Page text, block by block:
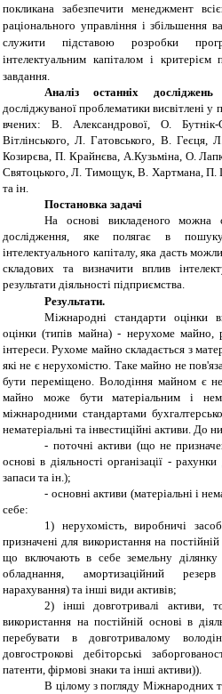
покликана забезпечити менеджмент
раціонального управління і збільшення
служити підставою розробки
інтелектуальним капіталом і критерієм
завдання.
Аналіз останніх досліджень
досліджуваної проблематики висвітлені у
вчених: В. Александрової, О.
Вітлінського, Л. Гатовського, В.
Козирєва, П. Крайнєва, А.Кузьміна, О.
Святоцького, Л. Тимощук, В. Хартмана,
та ін.
Постановка задачі
На основі викладеного можна
дослідження, яке полягає в
інтелектуального капіталу, яка дасть
складових та визначити вплив
результати діяльності підприємства.
Результати.
Міжнародні стандарти оцінки
оцінки (типів майна) - нерухомемайно,
інтереси. Рухоме майно складається з
які не є нерухомістю. Таке майно не
бути переміщено. Володіння майном є
майно може бути матеріальним і
міжнародними стандартами
нематеріальні та інвестиційні активи. До
- поточні активи (що не
основі в діяльності організації -
запаси та ін.);
- основні активи (матеріальні і
себе:
1) нерухомість, виробничі
призначені для використання на
що включають в себе земельну
обладнання, амортизаційний
нарахування) та інші види активів;
2) інші довготривалі активи,
використання на постійній основі в
перебувати в довготривалому
довгострокові дебіторські
патенти, фірмові знаки та інші активи)).
В цілому з погляду Міжнародних